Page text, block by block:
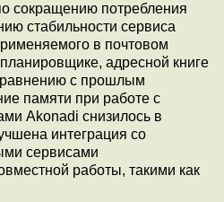
сокращению потребления
стабильности сервиса
в почтовом
адресной книге
с прошлым
памяти при работе с
Akonadi снизилось в
интеграция со
сервисами
работы, такими как